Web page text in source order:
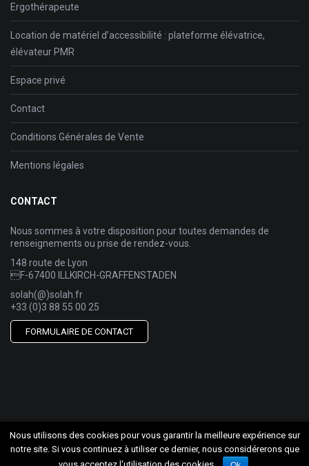
Ergothérapeute
Location de matériel d’accessibilité : plateforme élévatrice,
élévateur PMR
Espace privé
Contact
Conditions Générales de Vente
Mentions légales
CONTACT
Nous sommes à votre disposition pour toutes demandes de
renseignements ou prise de rendez-vous.
148 route de Lyon
F-67400 ILLKIRCH-GRAFFENSTADEN
solah(@)solah.fr
+33 (0)3 88 55 00 25
FORMULAIRE DE CONTACT
Nous utilisons des cookies pour vous garantir la meilleure expérience sur
notre site. Si vous continuez à utiliser ce dernier, nous considérerons que